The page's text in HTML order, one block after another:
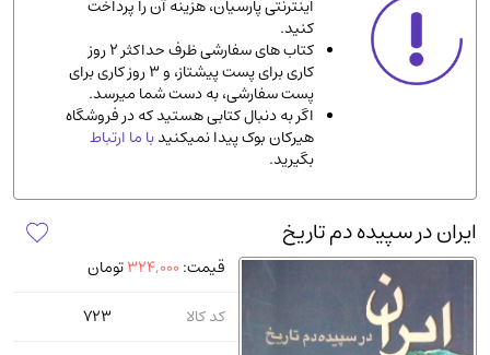
ادیان و مذاهب
دانشگاهی و آموزشی
اقتصادی، بازاریابی و مالی(56)
پزشکی(140)
کامپیوتر و نرم افزار(13)
ورزشی و تربیت بدنی
آشپزی و خوراکی
سرگرمی و بازی(7)
اینترنتی پارسیان، هزینه آن را پرداخت
کنید.
کتاب های سفارشی ظرف حداکثر 2 روز
کاری برای پست پیشتاز، و 3 روز کاری برای
پست سفارشی، به دست شما میرسد.
اگر به دنبال کتابی هستید که در فروشگاه
هیرکان بوک پیدا نمیکنیدبا ما ارتباط
بگیرید.
ایران در سپیده دم تاریخ
قیمت: 324,000تومان
کد کالا
723